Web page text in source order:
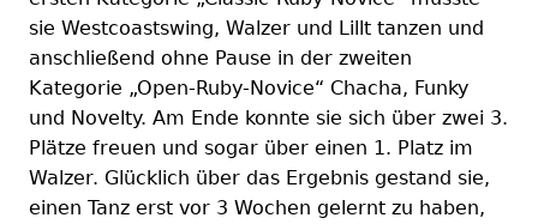
sie Westcoastswing, Walzer und Lillt tanzen und
anschließend ohne Pause in der zweiten
Kategorie „Open-Ruby-Novice“ Chacha, Funky
und Novelty. Am Ende konnte sie sich über zwei 3.
Plätze freuen und sogar über einen 1. Platz im
Walzer. Glücklich über das Ergebnis gestand sie,
einen Tanz erst vor 3 Wochen gelernt zu haben,